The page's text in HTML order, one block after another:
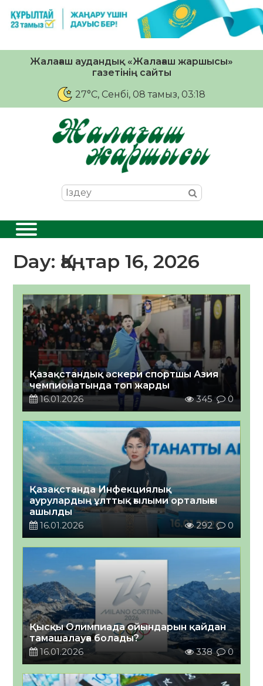
Жалағаш аудандық «Жалағаш жаршысы»
газетінің сайты
27°C, Сенбі, 08 тамыз, 03:18
Day: Қаңтар 16, 2026
Қазақстандық әскери спортшы Азия
чемпионатында топ жарды
16.01.2026
345 0
Қазақстанда Инфекциялық
аурулардың ұлттық ғылыми орталығы
ашылды
16.01.2026
292 0
Қысқы Олимпиада ойындарын қайдан
тамашалауға болады?
16.01.2026
338 0